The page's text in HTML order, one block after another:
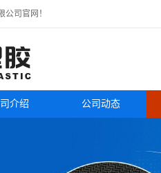
司官网！
介绍 公司动态